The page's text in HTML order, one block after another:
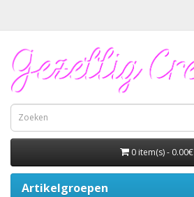
0 item(s) - 0.00€
Artikelgroepen